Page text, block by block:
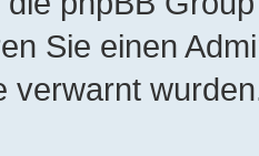
Sie einen
verwarnt